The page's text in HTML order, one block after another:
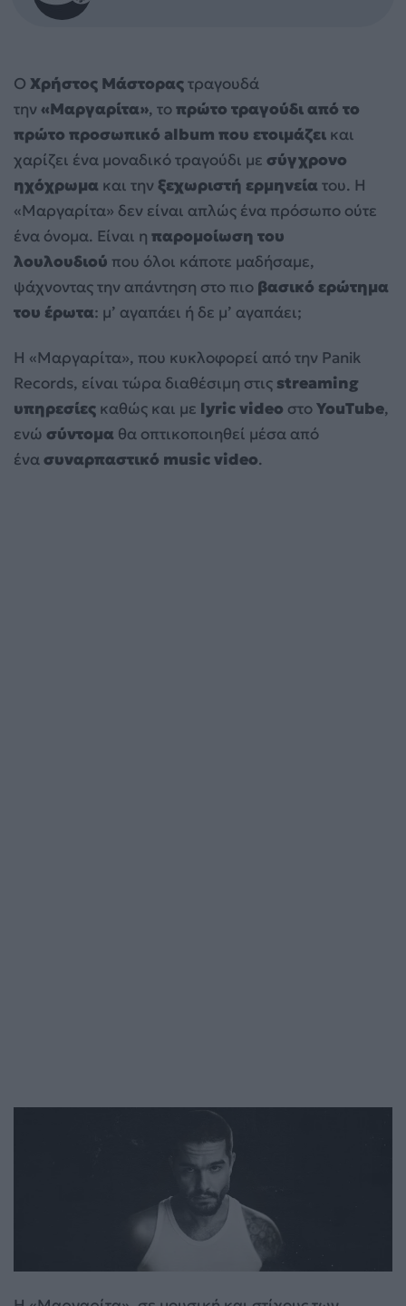
Ο Χρήστος Μάστοραςτραγουδά
την«Μαργαρίτα», τοπρώτο τραγούδι από το
πρώτο προσωπικό album που ετοιμάζει και
χαρίζει ένα μοναδικό τραγούδι με σύγχρονο
ηχόχρωμα και τηνξεχωριστή ερμηνεία του. Η
«Μαργαρίτα» δεν είναι απλώς ένα πρόσωπο ούτε
ένα όνομα. Είναι η παρομοίωση του
λουλουδιού που όλοι κάποτε μαδήσαμε,
ψάχνοντας την απάντηση στο πιο βασικό ερώτημα
του έρωτα: μ’ αγαπάει ή δε μ’ αγαπάει;
Η «Μαργαρίτα», που κυκλοφορεί από την Panik
Records, είναι τώρα διαθέσιμη στις streaming
υπηρεσίες καθώς και με lyricvideo στοYouTube,
ενώ σύντομα θα οπτικοποιηθεί μέσα από
ένασυναρπαστικό musicvideo.